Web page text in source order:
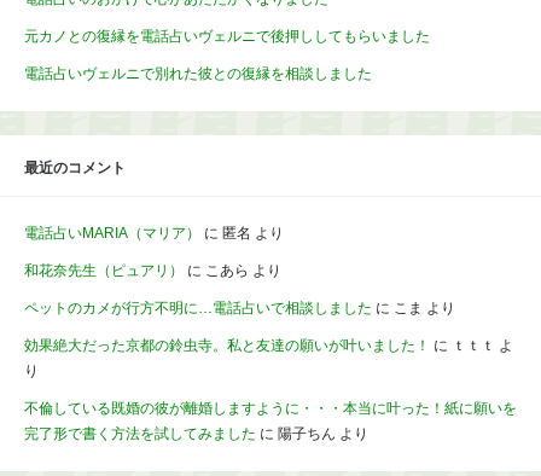
元カノとの復縁を電話占いヴェルニで後押ししてもらいました
電話占いヴェルニで別れた彼との復縁を相談しました
最近のコメント
電話占いMARIA（マリア） に 匿名 より
和花奈先生（ピュアリ） に こあら より
ペットのカメが行方不明に…電話占いで相談しました に こま より
効果絶大だった京都の鈴虫寺。私と友達の願いが叶いました！ に ｔｔｔ よ
り
不倫している既婚の彼が離婚しますように・・・本当に叶った！紙に願いを
完了形で書く方法を試してみました に 陽子ちん より